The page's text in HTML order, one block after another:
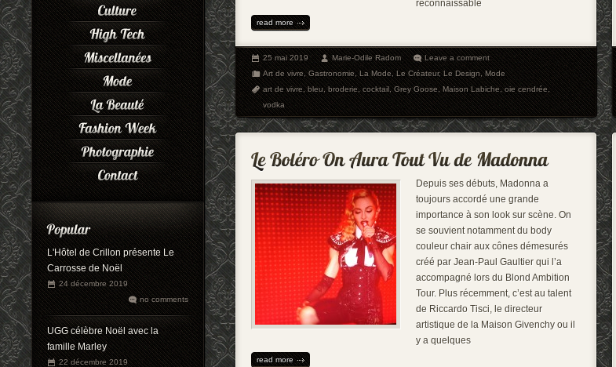
L'Hôtel de Crillon présente Le
Carrosse de Noël
24 décembre 2019
no comments
UGG célèbre Noël avec la
famille Marley
22 décembre 2019
reconnaissable
read more
25 mai 2019 Marie-Odile Radom
Leave a comment
Art de vivre,Gastronomie,La Mode,Le Créateur,Le Design,Mode
art de vivre,bleu,broderie,cocktail,Grey Goose,Maison Labiche,oie cendrée,
vodka
Depuis ses débuts, Madonna a
toujours accordé une grande
importance à son look sur scène. On
se souvient notamment du body
couleur chair aux cônes démesurés
créé par Jean-Paul Gaultier qui l’a
accompagné lors du Blond Ambition
Tour. Plus récemment, c’est au talent
de Riccardo Tisci, le directeur
artistique de la Maison Givenchy ou il
y a quelques
read more